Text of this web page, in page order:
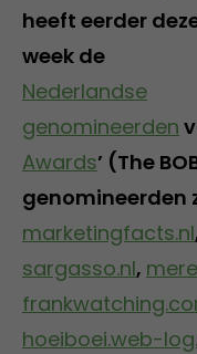
heeft eerder
week de
Nederlandse
genomineerden
Awards’ (The
genomineerden
marketingfacts.nl
sargasso.nl,
hoeiboei.web-